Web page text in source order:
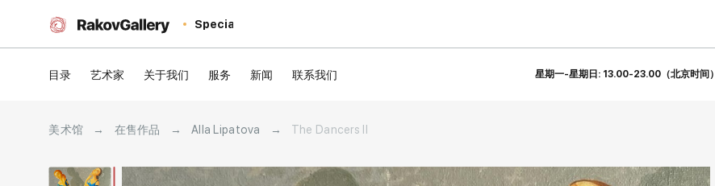
Special
目录 艺术家 关于我们 服务 新闻 联系我们 星期一-星期日: 13.00-23.00（北京时间）
美术馆 → 在售作品 → Alla Lipatova → The Dancers II